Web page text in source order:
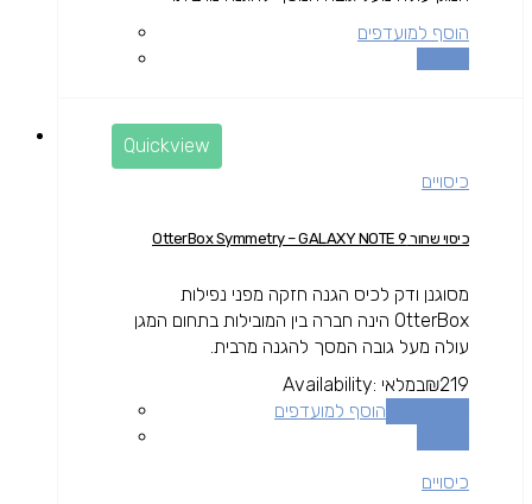
הוסף למועדפים
Quickview
כיסויים
כיסוי שחור OtterBox Symmetry – GALAXY NOTE 9
מסוגנן ודק לכיס הגנה חזקה מפני נפילות
OtterBox הינה חברה בין המובילות בתחום המגן
עולה מעל גובה המסך להגנה מרבית.
₪219
Availability: במלאי
הוסף למועדפים
כיסויים